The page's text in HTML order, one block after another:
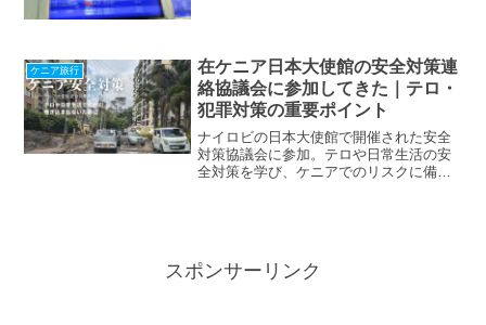
ケニア旅行
在ケニア日本大使館の安全対策連
絡協議会に参加してきた｜テロ・
犯罪対策の重要ポイント
ナイロビの日本大使館で開催された安全
対策協議会に参加。テロや日常生活の安
全対策を学び、ケニアでのリスクに備え
スポンサーリンク